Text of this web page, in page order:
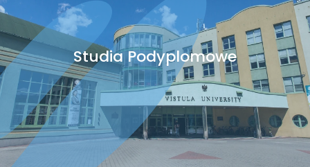
Studia Podyplomowe